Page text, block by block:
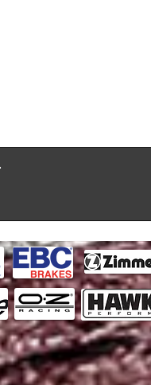
4.8 Turbo S 2007-2010
Gen) 2010-2017 / Cayenne
Gen) 2010-2017 / Cayenne
Gen) 2010-2017 / Cayenne
S 4.8 (w/ Iron Discs) 2010-
Gen) 2010-2017 / Cayenne
S E-Hybird 3.0 Supercharged
Gen) 2010-2017 / Cayenne
/ Cayenne 4.8 Twin Turbo
Gen) 2010-2017 / Cayenne